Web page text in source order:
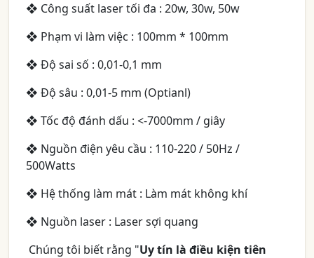
❖ Công suất laser tối đa : 20w, 30w, 50w
❖ Phạm vi làm việc : 100mm * 100mm
❖ Độ sai số : 0,01-0,1 mm
❖ Độ sâu : 0,01-5 mm (Optianl)
❖ Tốc độ đánh dấu : <-7000mm / giây
❖ Nguồn điện yêu cầu : 110-220 / 50Hz /
500Watts
❖ Hệ thống làm mát : Làm mát không khí
❖ Nguồn laser : Laser sợi quang
Chúng tôi biết rằng "Uy tín là điều kiện tiên